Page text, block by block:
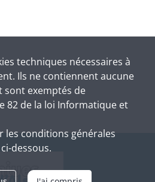
techniques nécessaires à
Ils ne contiennent aucune
sont exemptés de
82 de la loi Informatique et
les conditions générales
dessous.